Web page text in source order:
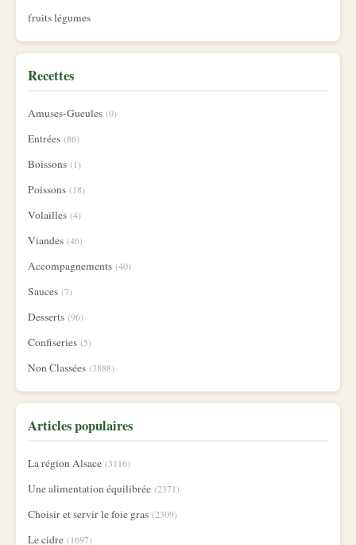
fruits légumes
Recettes
Amuses-Gueules (0)
Entrées (86)
Boissons (1)
Poissons (18)
Volailles (4)
Viandes (46)
Accompagnements (40)
Sauces (7)
Desserts (96)
Confiseries (5)
Non Classées (3888)
Articles populaires
La région Alsace (3116)
Une alimentation équilibrée (2371)
Choisir et servir le foie gras (2309)
Le cidre (1697)